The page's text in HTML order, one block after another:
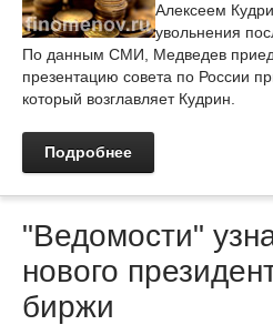
Алексеем
увольнения
По данным СМИ, Медведев
презентацию совета по России
который возглавляет Кудрин.
Подробнее
"Ведомости"
нового
биржи